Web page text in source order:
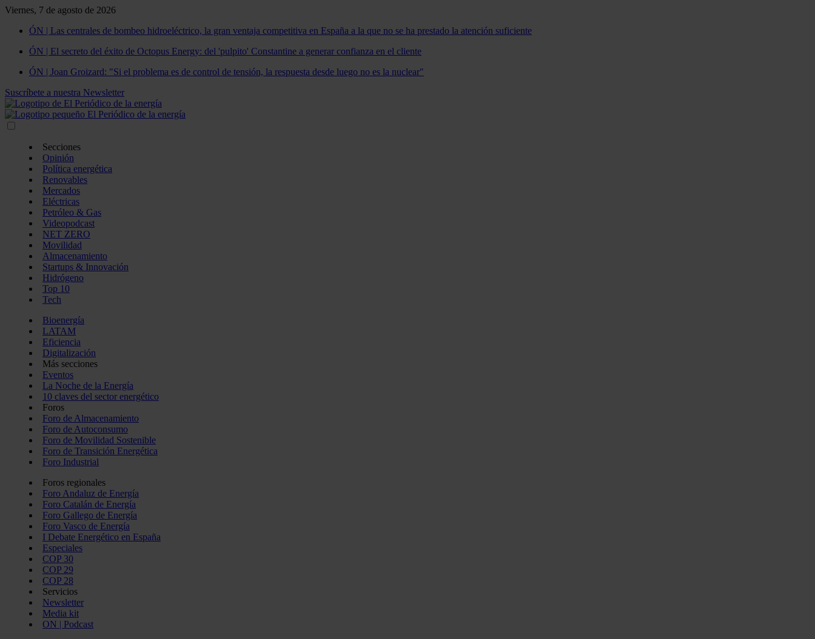
Viernes, 7 de agosto de 2026
ÓN | Las centrales de bombeo hidroeléctrico, la gran ventaja competitiva en España a la que no se ha prestado la atención suficiente
ÓN | El secreto del éxito de Octopus Energy: del 'pulpito' Constantine a generar confianza en el cliente
ÓN | Joan Groizard: "Si el problema es de control de tensión, la respuesta desde luego no es la nuclear"
Suscríbete a nuestra Newsletter
Secciones
Opinión
Política energética
Renovables
Mercados
Eléctricas
Petróleo & Gas
Videopodcast
NET ZERO
Movilidad
Almacenamiento
Startups & Innovación
Hidrógeno
Top 10
Tech
Bioenergía
LATAM
Eficiencia
Digitalización
Más secciones
Eventos
La Noche de la Energía
10 claves del sector energético
Foros
Foro de Almacenamiento
Foro de Autoconsumo
Foro de Movilidad Sostenible
Foro de Transición Energética
Foro Industrial
Foros regionales
Foro Andaluz de Energía
Foro Catalán de Energía
Foro Gallego de Energía
Foro Vasco de Energía
I Debate Energético en España
Especiales
COP 30
COP 29
COP 28
Servicios
Newsletter
Media kit
ON | Podcast